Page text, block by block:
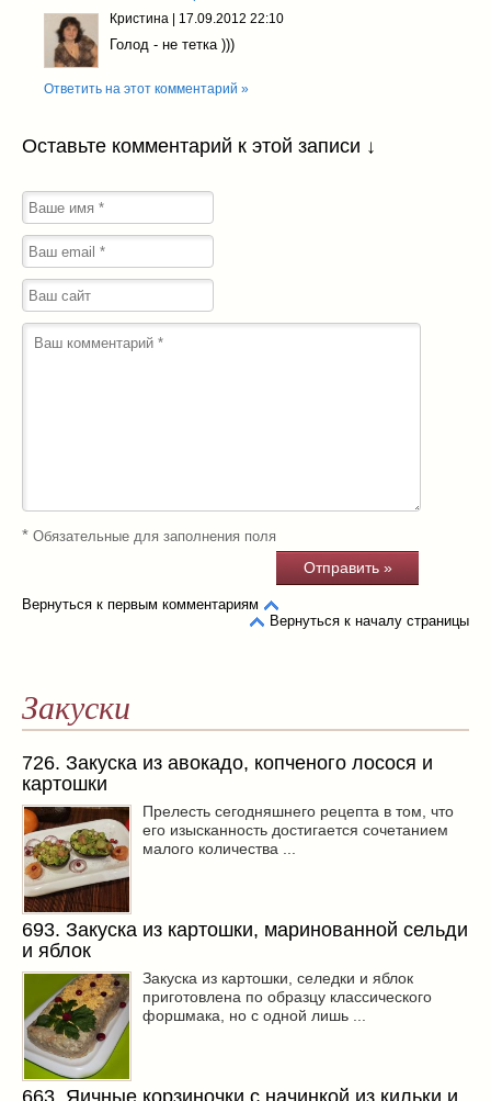
Кристина
17.09.2012 22:10
Голод - не тетка )))
Ответить на этот комментарий »
Оставьте комментарий к этой записи ↓
* Обязательные для заполнения поля
Вернуться к первым комментариям
Вернуться к началу страницы
Закуски
726. Закуска из авокадо, копченого лосося и
картошки
Прелесть сегодняшнего рецепта в том, что
его изысканность достигается сочетанием
малого количества ...
693. Закуска из картошки, маринованной сельди
и яблок
Закуска из картошки, селедки и яблок
приготовлена по образцу классического
форшмака, но с одной лишь ...